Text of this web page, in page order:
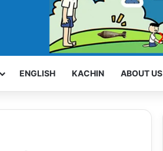
ENGLISH KACHIN ABOUT US